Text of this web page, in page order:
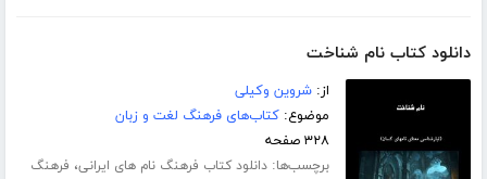
دانلود کتاب نام شناخت
از:شروین وکیلی
موضوع:کتاب‌های فرهنگ لغت و زبان
۳۲۸ صفحه
برچسب‌ها:دانلود کتاب فرهنگ نام های ایرانی، فرهنگ